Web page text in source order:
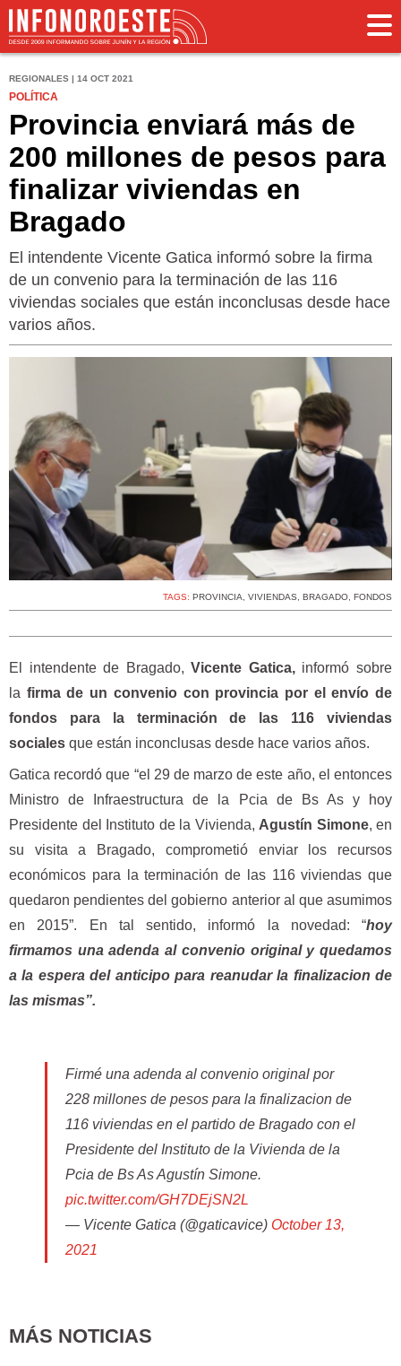
REGIONALES | 14 OCT 2021
POLÍTICA
Provincia enviará más de
200 millones de pesos para
finalizar viviendas en
Bragado
El intendente Vicente Gatica informó sobre la firma
de un convenio para la terminación de las 116
viviendas sociales que están inconclusas desde hace
varios años.
TAGS: PROVINCIA, VIVIENDAS, BRAGADO, FONDOS
El intendente de Bragado,Vicente Gatica,informó sobre
la firma de un convenio con provincia por el envío de
fondos para la terminación de las 116 viviendas
sociales que están inconclusas desde hace varios años.
Gatica recordó que “el 29 de marzo de este año, el entonces
Ministro de Infraestructura de la Pcia de Bs As y hoy
Presidente del Instituto de la Vivienda, Agustín Simone, en
su visita a Bragado, comprometió enviar los recursos
económicos para la terminación de las 116 viviendas que
quedaron pendientes del gobierno anterior al que asumimos
en 2015”. En tal sentido, informó la novedad: “hoy
firmamos una adenda al convenio original y quedamos
a la espera del anticipo para reanudar la finalizacion de
las mismas”.
Firmé una adenda al convenio original por
228 millones de pesos para la finalizacion de
116 viviendas en el partido de Bragado con el
Presidente del Instituto de la Vivienda de la
Pcia de Bs As Agustín Simone.
pic.twitter.com/GH7DEjSN2L
— Vicente Gatica (@gaticavice) October 13,
2021
MÁS NOTICIAS